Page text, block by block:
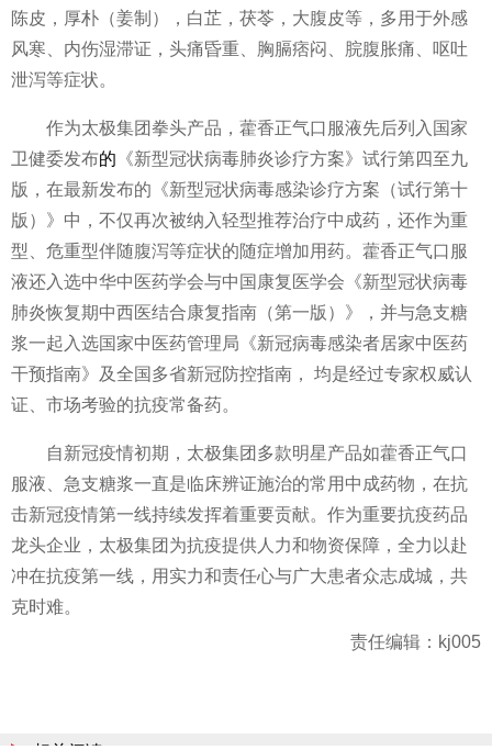
陈皮，厚朴（姜制），白芷，茯苓，大腹皮等，多用于外感
风寒、内伤湿滞证，头痛昏重、胸膈痞闷、脘腹胀痛、呕吐
泄泻等症状。
作为太极集团拳头产品，藿香正气口服液先后列入 国家
卫健委发布的 《新型冠状病毒肺炎诊疗方案》试行第四至九
版，在最新发布的《新型冠状病毒感染诊疗方案（试行第十
版）》中，不仅再次被纳入轻型推荐治疗中成药，还作为重
型、危重型伴随腹泻等症状的随症增加用药。藿香正气口服
液还入选中华中医药学会与中国康复医学会《新型冠状病毒
肺炎恢复期中西医结合康复指南（第一版）》，并与急支糖
浆一起入选国家中医药管理局《新冠病毒感染者居家中医药
干预指南》及全国多省新冠防控指南， 均是经过专家权威认
证、市场考验的抗疫常备药。
自新冠疫情初期，太极集团多款明星产品如藿香正气口
服液、急支糖浆一直是临床辨证施治的常用中成药物，在抗
击新冠疫情第一线持续发挥着重要贡献。作为重要抗疫药品
龙头企业，太极集团为抗疫提供人力和物资保障，全力以赴
冲在抗疫第一线，用实力和责任心与广大患者众志成城，共
克时难。
责任编辑：kj005